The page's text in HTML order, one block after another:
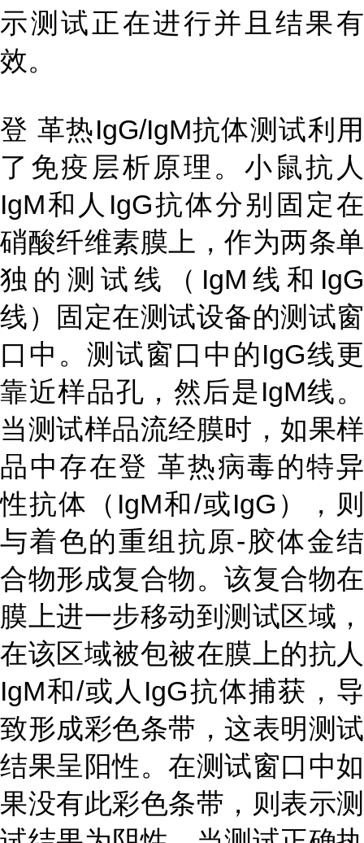
示测试正在进行并且结果有
效。
登 革热IgG/IgM抗体测试利用
了免疫层析原理。小鼠抗人
IgM和人IgG抗体分别固定在
硝酸纤维素膜上，作为两条单
独的测试线（IgM线和IgG
线）固定在测试设备的测试窗
口中。测试窗口中的IgG线更
靠近样品孔，然后是IgM线。
当测试样品流经膜时，如果样
品中存在登 革热病毒的特异
性抗体（IgM和/或IgG），则
与着色的重组抗原-胶体金结
合物形成复合物。该复合物在
膜上进一步移动到测试区域，
在该区域被包被在膜上的抗人
IgM和/或人IgG抗体捕获，导
致形成彩色条带，这表明测试
结果呈阳性。在测试窗口中如
果没有此彩色条带，则表示测